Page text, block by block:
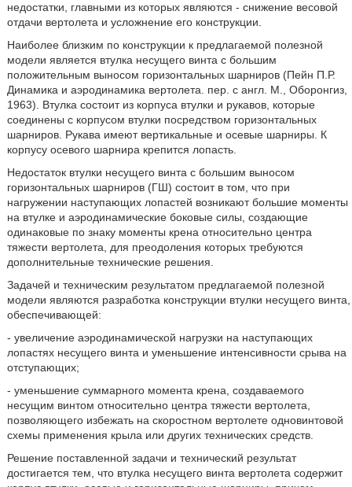
недостатки, главными из которых являются - снижение весовой
отдачи вертолета и усложнение его конструкции.
Наиболее близким по конструкции к предлагаемой полезной
модели является втулка несущего винта с большим
положительным выносом горизонтальных шарниров (Пейн П.Р.
Динамика и аэродинамика вертолета. пер. с англ. М., Оборонгиз,
1963). Втулка состоит из корпуса втулки и рукавов, которые
соединены с корпусом втулки посредством горизонтальных
шарниров. Рукава имеют вертикальные и осевые шарниры. К
корпусу осевого шарнира крепится лопасть.
Недостаток втулки несущего винта с большим выносом
горизонтальных шарниров (ГШ) состоит в том, что при
нагружении наступающих лопастей возникают большие моменты
на втулке и аэродинамические боковые силы, создающие
одинаковые по знаку моменты крена относительно центра
тяжести вертолета, для преодоления которых требуются
дополнительные технические решения.
Задачей и техническим результатом предлагаемой полезной
модели являются разработка конструкции втулки несущего винта,
обеспечивающей:
- увеличение аэродинамической нагрузки на наступающих
лопастях несущего винта и уменьшение интенсивности срыва на
отступающих;
- уменьшение суммарного момента крена, создаваемого
несущим винтом относительно центра тяжести вертолета,
позволяющего избежать на скоростном вертолете одновинтовой
схемы применения крыла или других технических средств.
Решение поставленной задачи и технический результат
достигается тем, что втулка несущего винта вертолета содержит